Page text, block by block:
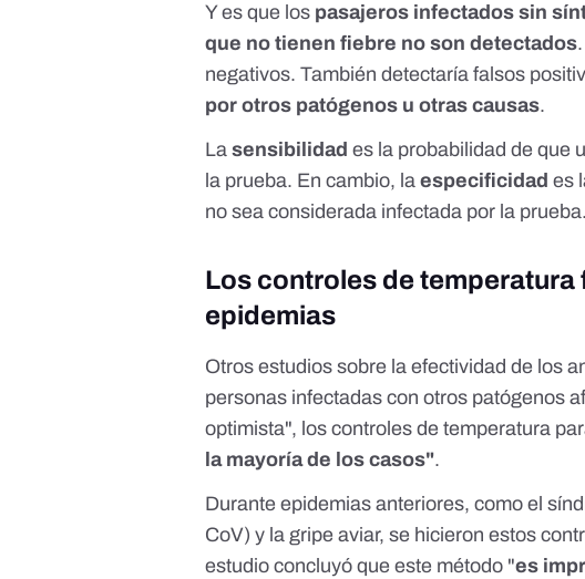
Y es que los pasajeros infectados sin
que no tienen fiebre no son detectados
negativos. También detectaría falsos
por otros patógenos u otras causas.
Lasensibilidades la probabilidad de que
la prueba. En cambio, laespecificidades
no sea considerada infectada por la prueba.
Los controles de
epidemias
Otrosestudios sobre la efectividad de los
personas infectadas con otros patógenos
optimista", los controles de temperatura
la mayoría de los casos".
Durante epidemias anteriores, como el
CoV) y la gripe aviar, se hicieron estos
estudio concluyó que este método "es